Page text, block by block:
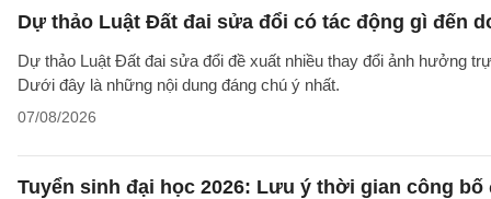
Dự thảo Luật Đất đai sửa đổi có tác động gì đến
Dự thảo Luật Đất đai sửa đổi đề xuất nhiều thay đổi ảnh hưởng
Dưới đây là những nội dung đáng chú ý nhất.
07/08/2026
Tuyển sinh đại học 2026: Lưu ý thời gian công